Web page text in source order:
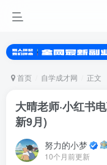
首页 自学成才网 正文
大晴老师·小红书
新9月)
努力的小梦
10个月前更新